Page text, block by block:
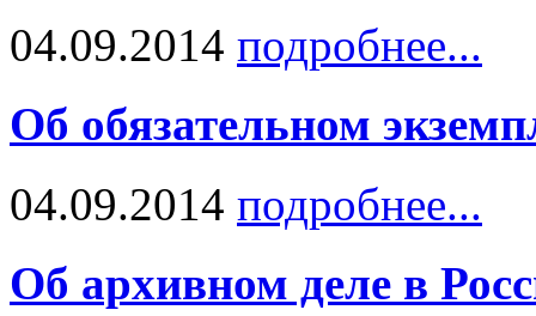
04.09.2014 подробнее...
Об обязательном
04.09.2014 подробнее...
Об архивном деле в